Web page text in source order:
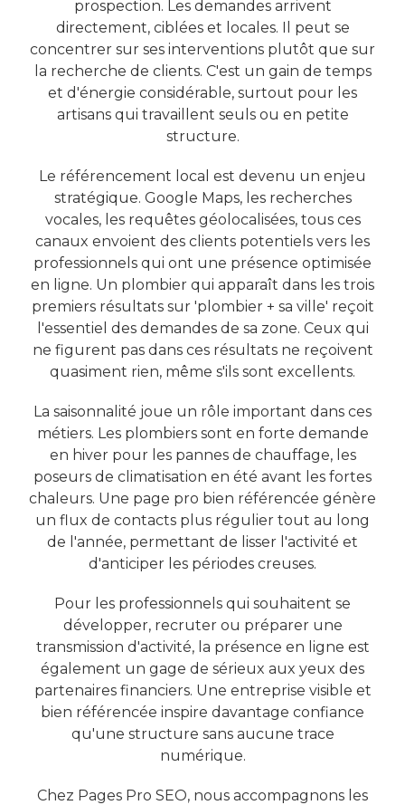
prospection. Les demandes arrivent
directement, ciblées et locales. Il peut se
concentrer sur ses interventions plutôt que sur
la recherche de clients. C'est un gain de temps
et d'énergie considérable, surtout pour les
artisans qui travaillent seuls ou en petite
structure.
Le référencement local est devenu un enjeu
stratégique. Google Maps, les recherches
vocales, les requêtes géolocalisées, tous ces
canaux envoient des clients potentiels vers les
professionnels qui ont une présence optimisée
en ligne. Un plombier qui apparaît dans les trois
premiers résultats sur 'plombier + sa ville' reçoit
l'essentiel des demandes de sa zone. Ceux qui
ne figurent pas dans ces résultats ne reçoivent
quasiment rien, même s'ils sont excellents.
La saisonnalité joue un rôle important dans ces
métiers. Les plombiers sont en forte demande
en hiver pour les pannes de chauffage, les
poseurs de climatisation en été avant les fortes
chaleurs. Une page pro bien référencée génère
un flux de contacts plus régulier tout au long
de l'année, permettant de lisser l'activité et
d'anticiper les périodes creuses.
Pour les professionnels qui souhaitent se
développer, recruter ou préparer une
transmission d'activité, la présence en ligne est
également un gage de sérieux aux yeux des
partenaires financiers. Une entreprise visible et
bien référencée inspire davantage confiance
qu'une structure sans aucune trace
numérique.
Chez Pages Pro SEO, nous accompagnons les